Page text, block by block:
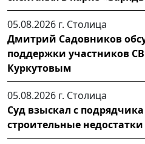
05.08.2026 г. Столица
Дмитрий Садовников
поддержки участников
Куркутовым
05.08.2026 г. Столица
Суд взыскал с
строительные